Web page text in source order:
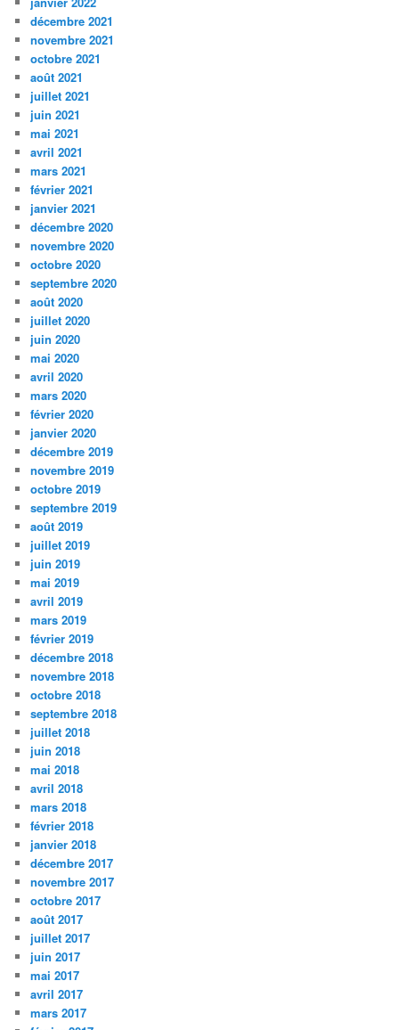
décembre 2021
novembre 2021
octobre 2021
août 2021
juillet 2021
juin 2021
mai 2021
avril 2021
mars 2021
février 2021
janvier 2021
décembre 2020
novembre 2020
octobre 2020
septembre 2020
août 2020
juillet 2020
juin 2020
mai 2020
avril 2020
mars 2020
février 2020
janvier 2020
décembre 2019
novembre 2019
octobre 2019
septembre 2019
août 2019
juillet 2019
juin 2019
mai 2019
avril 2019
mars 2019
février 2019
décembre 2018
novembre 2018
octobre 2018
septembre 2018
juillet 2018
juin 2018
mai 2018
avril 2018
mars 2018
février 2018
janvier 2018
décembre 2017
novembre 2017
octobre 2017
août 2017
juillet 2017
juin 2017
mai 2017
avril 2017
mars 2017